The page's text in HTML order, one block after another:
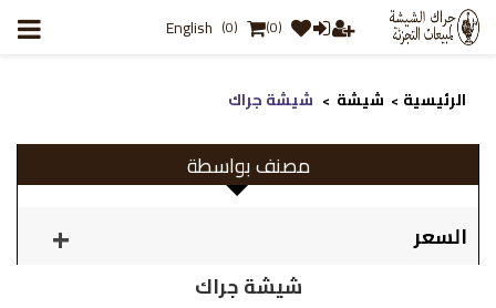
(0)
(0)
English
الرئيسية > شيشة > شيشة جراك
مصنف بواسطة
السعر
شيشة جراك